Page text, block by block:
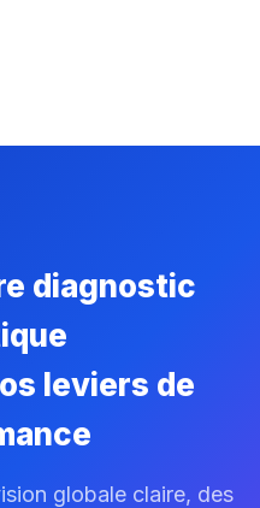
diagnostic
leviers de
globale claire, des